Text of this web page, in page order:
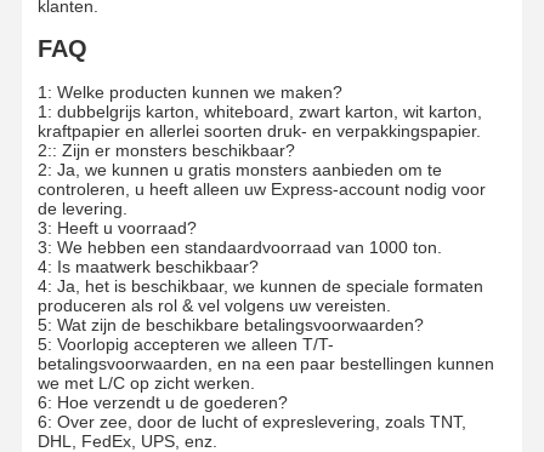
Taartbord
klanten.
FAQ
1: Welke producten kunnen we maken?
1: dubbelgrijs karton, whiteboard, zwart karton, wit karton,
kraftpapier en allerlei soorten druk- en verpakkingspapier.
2:: Zijn er monsters beschikbaar?
2: Ja, we kunnen u gratis monsters aanbieden om te
controleren, u heeft alleen uw Express-account nodig voor
de levering.
3: Heeft u voorraad?
3: We hebben een standaardvoorraad van 1000 ton.
4: Is maatwerk beschikbaar?
4: Ja, het is beschikbaar, we kunnen de speciale formaten
produceren als rol & vel volgens uw vereisten.
5: Wat zijn de beschikbare betalingsvoorwaarden?
5: Voorlopig accepteren we alleen T/T-
betalingsvoorwaarden, en na een paar bestellingen kunnen
we met L/C op zicht werken.
6: Hoe verzendt u de goederen?
6: Over zee, door de lucht of expreslevering, zoals TNT,
DHL, FedEx, UPS, enz.